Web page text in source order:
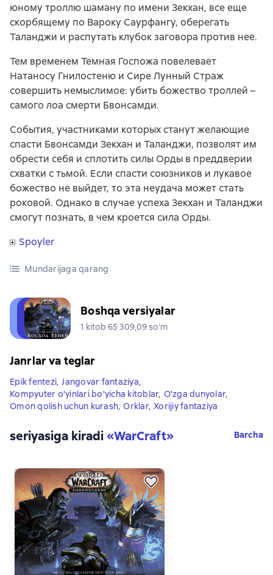
юному троллю шаману по имени Зекхан, все еще
скорбящему по Вароку Саурфангу, оберегать
Таланджи и распутать клубок заговора против нее.
Тем временем Темная Госпожа повелевает
Натаносу Гнилостеню и Сире Лунный Страж
совершить немыслимое: убить божество троллей –
самого лоа смерти Бвонсамди.
События, участниками которых станут желающие
спасти Бвонсамди Зекхан и Таланджи, позволят им
обрести себя и сплотить силы Орды в преддверии
схватки с тьмой. Если спасти союзников и лукавое
божество не выйдет, то эта неудача может стать
роковой. Однако в случае успеха Зекхан и Таланджи
смогут познать, в чем кроется сила Орды.
Spoyler
Mundarijaga qarang
Boshqa versiyalar
1 kitob 65 309,09 soʻm
Janrlar va teglar
Epik fentezi, Jangovar fantaziya,
Kompyuter o'yinlari bo'yicha kitoblar, O'zga dunyolar,
Omon qolish uchun kurash, Orklar, Xorijiy fantaziya
seriyasiga kiradi«WarCraft» Barcha